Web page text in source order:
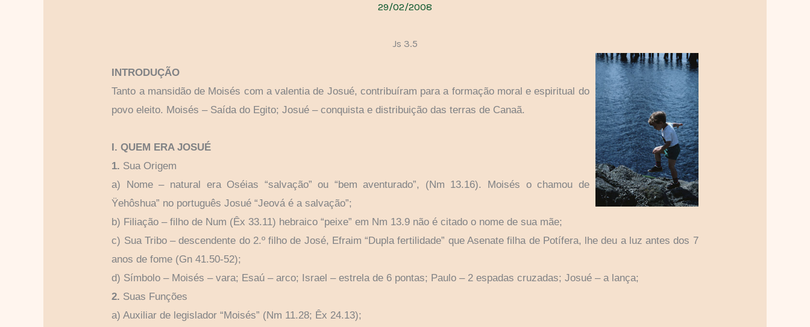
29/02/2008
Js 3.5
INTRODUÇÃO
Tanto a mansidão de Moisés com a valentia de Josué, contribuíram para a formação moral e espiritual do
povo eleito. Moisés – Saída do Egito; Josué – conquista e distribuição das terras de Canaã.
I. QUEM ERA JOSUÉ
1. Sua Origem
a) Nome – natural era Oséias “salvação” ou “bem aventurado”, (Nm 13.16). Moisés o chamou de
Ÿehôshua” no português Josué “Jeová é a salvação”;
b) Filiação – filho de Num (Êx 33.11) hebraico “peixe” em Nm 13.9 não é citado o nome de sua mãe;
c) Sua Tribo – descendente do 2.º filho de José, Efraim “Dupla fertilidade” que Asenate filha de Potífera, lhe deu a luz antes dos 7
anos de fome (Gn 41.50-52);
d) Símbolo – Moisés – vara; Esaú – arco; Israel – estrela de 6 pontas; Paulo – 2 espadas cruzadas; Josué – a lança;
2. Suas Funções
a) Auxiliar de legislador “Moisés” (Nm 11.28; Êx 24.13);